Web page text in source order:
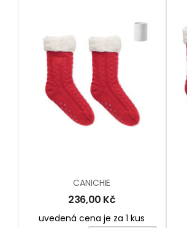
CANICHIE
236,00 Kč
uvedená cena je za 1 kus